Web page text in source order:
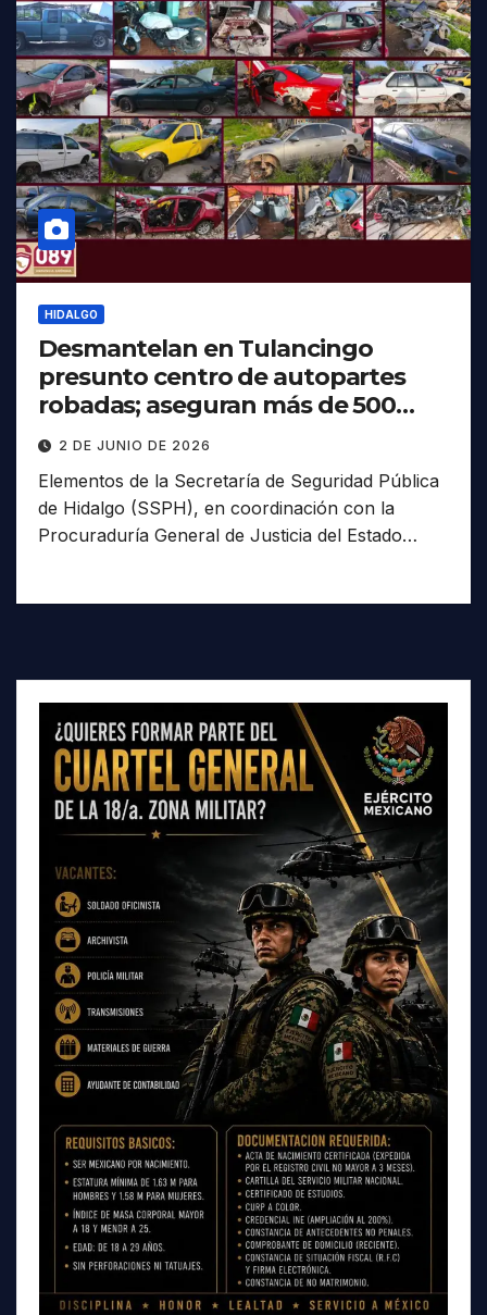
HIDALGO
Desmantelan en Tulancingo
presunto centro de autopartes
robadas; aseguran más de 500
piezas
2 DE JUNIO DE 2026
Elementos de la Secretaría de Seguridad Pública
de Hidalgo (SSPH), en coordinación con la
Procuraduría General de Justicia del Estado…